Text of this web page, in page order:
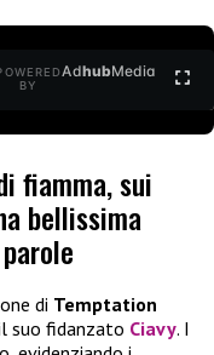
BY
AdhubMedia
fiamma, sui
bellissima
di Temptation
suo fidanzato Ciavy. I